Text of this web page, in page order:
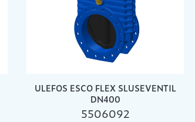
ULEFOS ESCO FLEX SLUSEVENTIL
DN400
5506092